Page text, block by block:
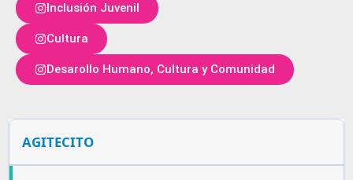
Inclusión Juvenil
Cultura
Desarollo Humano, Cultura y Comunidad
AGITECITO